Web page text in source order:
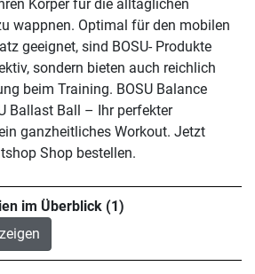
Körper für die alltäglichen
wappnen. Optimal für den mobilen
geeignet, sind BOSU- Produkte
sondern bieten auch reichlich
beim Training. BOSU Balance
Ballast Ball – Ihr perfekter
ganzheitliches Workout. Jetzt
Shop bestellen.
im Überblick (1)